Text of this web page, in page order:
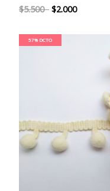
$5.500 $2.000
57% DCTO